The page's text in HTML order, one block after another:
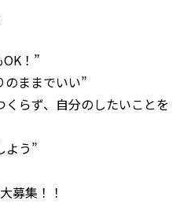
！”
のままでいい”
らず、自分のしたいことを
よう”
募集！！